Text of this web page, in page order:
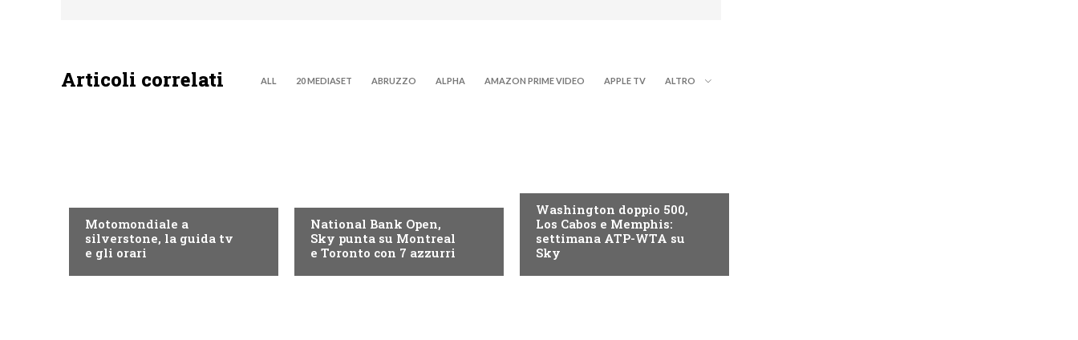
Articoli correlati ALL 20 MEDIASET ABRUZZO ALPHA AMAZON PRIME VIDEO APPLE TV ALTRO
Motomondiale a
silverstone, la guida tv
e gli orari
National Bank Open,
Sky punta su Montreal
e Toronto con 7 azzurri
Washington doppio 500,
Los Cabos e Memphis:
settimana ATP-WTA su
Sky